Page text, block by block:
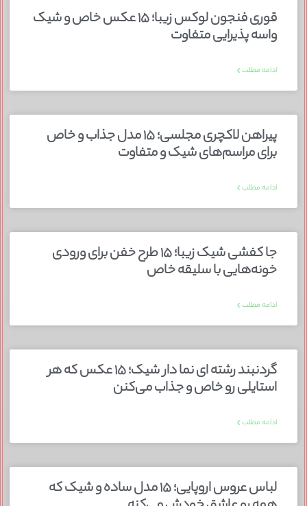
قوری فنجون لوکس زیبا؛ ۱۵ عکس خاص و شیک
واسه پذیرایی متفاوت
ادامه مطلب »
پیراهن لاکچری مجلسی؛ ۱۵ مدل جذاب و خاص
برای مراسم‌های شیک و متفاوت
ادامه مطلب »
جا کفشی شیک زیبا؛ ۱۵ طرح خفن برای ورودی
خونه‌هایی با سلیقه خاص
ادامه مطلب »
گردنبند رشته ای نما دار شیک؛ ۱۵ عکس که هر
استایلی رو خاص و جذاب می‌کنن
ادامه مطلب »
لباس عروس اروپایی؛ ۱۵ مدل ساده و شیک که